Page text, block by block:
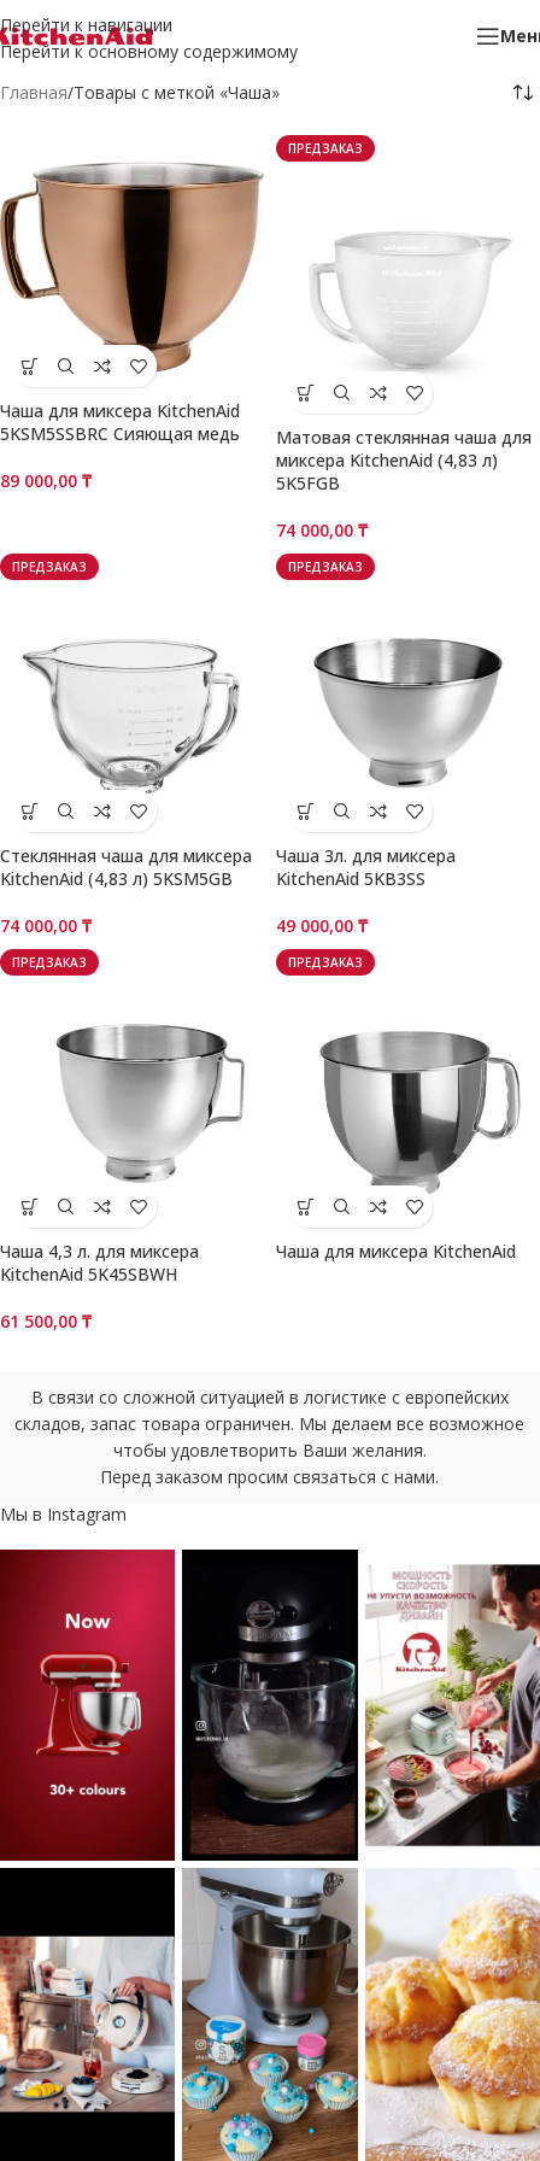
Перейти к навигации
Перейти к основному содержимому
Главная Товары с меткой «Чаша»
Чаша для миксера KitchenAid
5KSM5SSBRC Сияющая медь
89 000,00 ₸
ПРЕДЗАКАЗ
Матовая стеклянная чаша для
миксера KitchenAid (4,83 л)
5K5FGB
74 000,00 ₸
ПРЕДЗАКАЗ
Стеклянная чаша для миксера
KitchenAid (4,83 л) 5KSM5GB
74 000,00 ₸
ПРЕДЗАКАЗ
Чаша 3л. для миксера
KitchenAid 5KB3SS
49 000,00 ₸
ПРЕДЗАКАЗ
Чаша 4,3 л. для миксера
KitchenAid 5K45SBWH
61 500,00 ₸
ПРЕДЗАКАЗ
Чаша для миксера KitchenAid
В связи со сложной ситуацией в логистике с европейских
складов, запас товара ограничен. Мы делаем все возможное
чтобы удовлетворить Ваши желания.
Перед заказом просим связаться с нами.
Мы в Instagram